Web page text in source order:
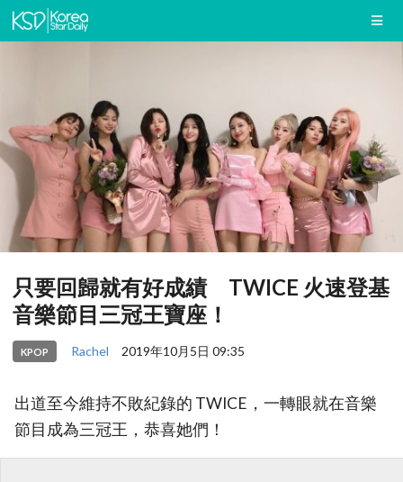
只要回歸就有好成績 TWICE 火速登基
音樂節目三冠王寶座！
KPOP Rachel 2019年10月5日 09:35
出道至今維持不敗紀錄的 TWICE，一轉眼就在音樂
節目成為三冠王，恭喜她們！